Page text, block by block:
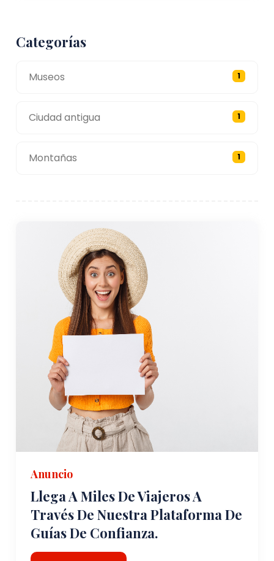
casas de huéspedes y alojamientos boutique.
La mayoría de Los hoteles están ubicados en
el centro de la ciudad y brindan fácil acceso a
las principales atracciones, restaurantes y
Categorías
Museos 1
Ciudad antigua 1
Montañas 1
Anuncio
Llega A Miles De Viajeros A
Través De Nuestra Plataforma De
Guías De Confianza.